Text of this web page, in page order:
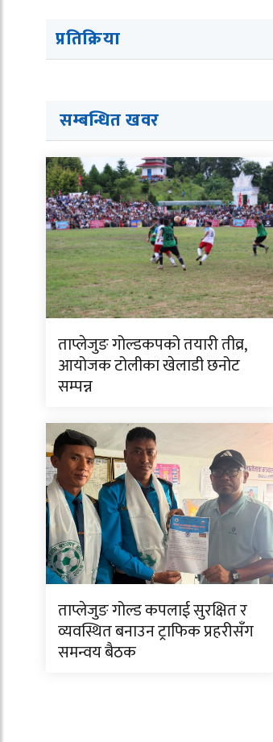
प्रतिक्रिया
सम्बन्धित खवर
ताप्लेजुङ गोल्डकपको तयारी तीव्र,
आयोजक टोलीका खेलाडी छनोट
सम्पन्न
ताप्लेजुङ गोल्ड कपलाई सुरक्षित र
व्यवस्थित बनाउन ट्राफिक प्रहरीसँग
समन्वय बैठक